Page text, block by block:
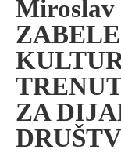
Miroslav
ZA